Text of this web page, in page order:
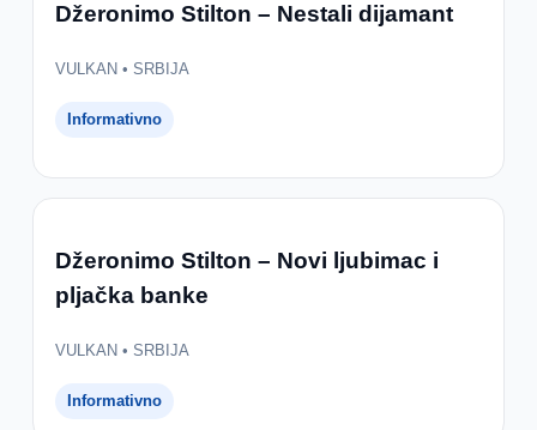
Džeronimo Stilton – Nestali dijamant
VULKAN • SRBIJA
Informativno
Džeronimo Stilton – Novi ljubimac i
pljačka banke
VULKAN • SRBIJA
Informativno